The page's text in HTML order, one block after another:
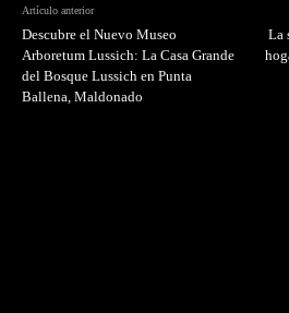
Artículo anterior
Descubre el Nuevo Museo
Arboretum Lussich: La Casa Grande
del Bosque Lussich en Punta
Ballena, Maldonado
La